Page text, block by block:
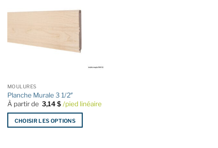
MOULURES
Planche Murale 3 1/2″
À partir de 3,14$ /pied linéaire
CHOISIR LES OPTIONS